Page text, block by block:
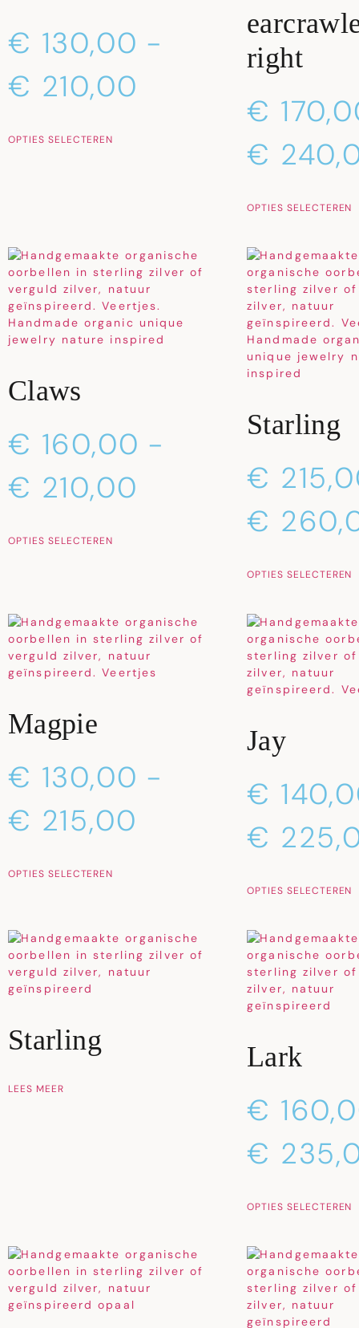
€ 130,00 -
€ 210,00
OPTIES SELECTEREN
right
€
€
OPTIES SELECTEREN
Claws
€ 160,00 -
€ 210,00
OPTIES SELECTEREN
Starling
€
€
OPTIES SELECTEREN
Magpie
€ 130,00 -
€ 215,00
OPTIES SELECTEREN
Jay
€
€
OPTIES SELECTEREN
Starling
LEES MEER
Lark
€
€
OPTIES SELECTEREN